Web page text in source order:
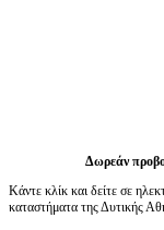
Δωρεάν
Κάντε κλίκ και δείτε σε
καταστήματα της Δυτικής